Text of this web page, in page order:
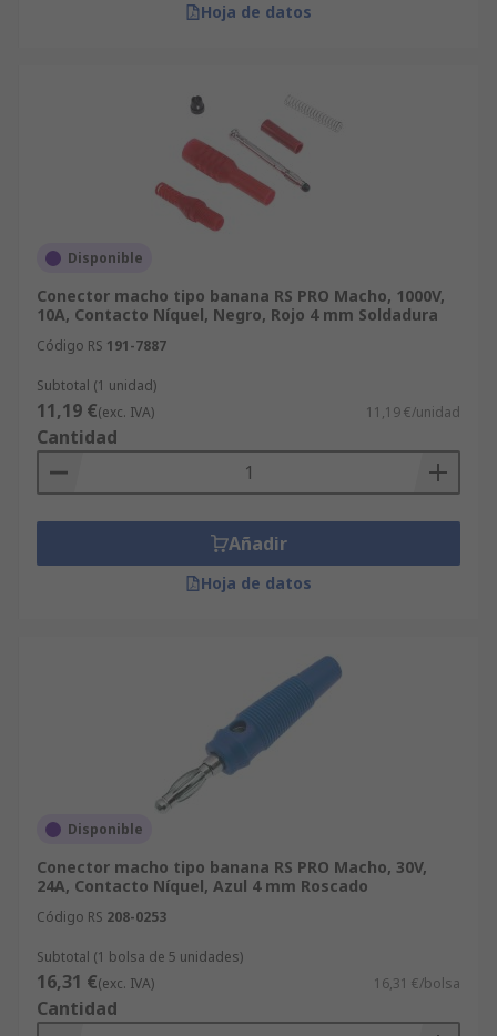
Hoja de datos
Disponible
Conector macho tipo banana RS PRO Macho, 1000V,
10A, Contacto Níquel, Negro, Rojo 4 mm Soldadura
Código RS 191-7887
Subtotal (1 unidad)
11,19 €(exc. IVA) 11,19 €/unidad
Cantidad
Añadir
Hoja de datos
Disponible
Conector macho tipo banana RS PRO Macho, 30V,
24A, Contacto Níquel, Azul 4 mm Roscado
Código RS 208-0253
Subtotal (1 bolsa de 5 unidades)
16,31 €(exc. IVA) 16,31 €/bolsa
Cantidad